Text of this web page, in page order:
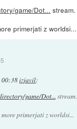
game/Dot... stream.
primerjati z worldsi...
00:38izjavil:
game/Dot... stream.
more primerjati z worldsi...